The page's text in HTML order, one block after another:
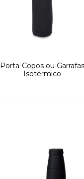
Porta-Copos ou Garrafas
Isotérmico